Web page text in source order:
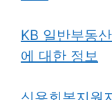
KB 일반부동
에 대한 정보